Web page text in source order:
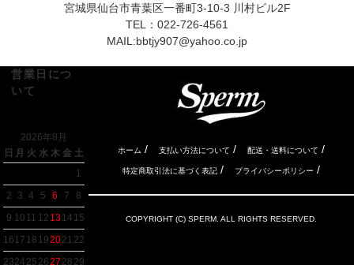
宮城県仙台市青葉区一番町3-10-3 川村ビル2F
TEL：022-726-4561
MAIL:bbtjy907@yahoo.co.jp
営業日につ
いて
2026年8月
日
月 火 水 木 金 土
1
2
3 4 5 6 7
8
9 10 11 12 1314 15
1617 18 192021 22
2324 25 2627 28 29
ホーム / 支払い方法について / 配送・送料について /
特定商取引法に基づく表記 / プライバシーポリシー /
COPYRIGHT (C) SPERM. ALL RIGHTS RESERVED.